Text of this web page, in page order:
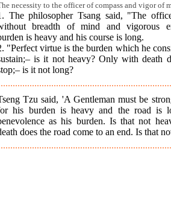
necessity to the officer of compass and vigor of
The philosopher Tsang said, "The
breadth of mind and vigorous
is heavy and his course is long.
"Perfect virtue is the burden which he
is it not heavy? Only with death
is it not long?
Tzu said, 'A Gentleman must be
his burden is heavy and the road is
as his burden. Is that not
does the road come to an end. Is that